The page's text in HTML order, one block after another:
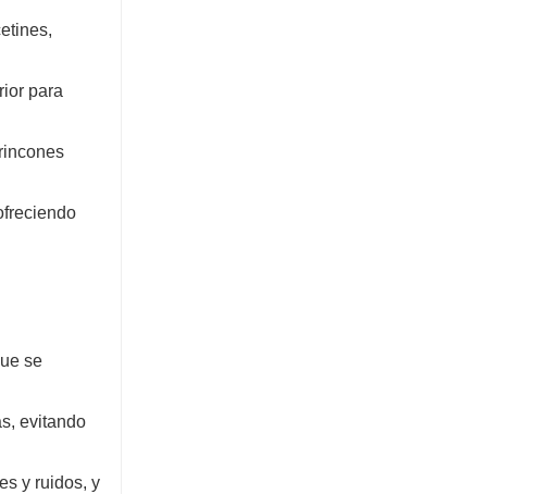
para
se
evitando
y ruidos, y